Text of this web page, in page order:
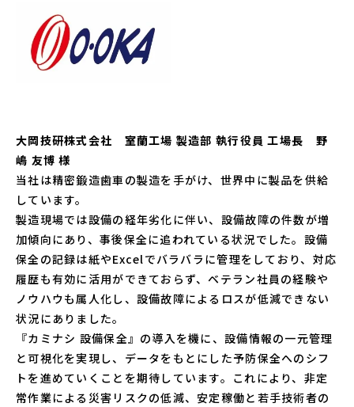
大岡技研株式会社 室蘭工場 製造部 執行役員 工場長 野
嶋 友博 様
当社は精密鍛造歯車の製造を手がけ、世界中に製品を供給
しています。
製造現場では設備の経年劣化に伴い、設備故障の件数が増
加傾向にあり、事後保全に追われている状況でした。設備
保全の記録は紙やExcelでバラバラに管理をしており、対応
履歴も有効に活用ができておらず、ベテラン社員の経験や
ノウハウも属人化し、設備故障によるロスが低減できない
状況にありました。
『カミナシ 設備保全』の導入を機に、設備情報の一元管理
と可視化を実現し、データをもとにした予防保全へのシフ
トを進めていくことを期待しています。これにより、非定
常作業による災害リスクの低減、安定稼働と若手技術者の